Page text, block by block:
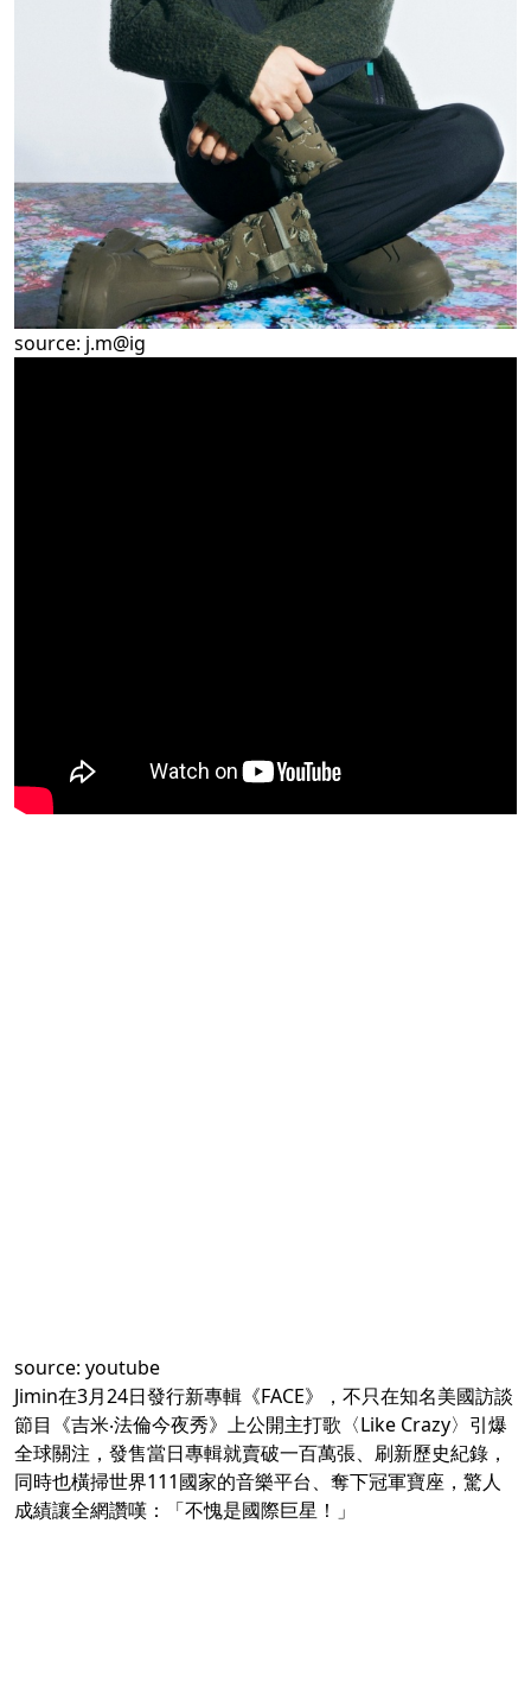
source: j.m@ig
source: youtube
Jimin在3月24日發行新專輯《FACE》，不只在知名美國訪談
節目《吉米‧法倫今夜秀》上公開主打歌〈Like Crazy〉引爆
全球關注，發售當日專輯就賣破一百萬張、刷新歷史紀錄，
同時也橫掃世界111國家的音樂平台、奪下冠軍寶座，驚人
成績讓全網讚嘆：「不愧是國際巨星！」